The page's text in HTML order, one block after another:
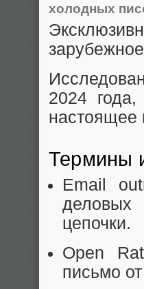
холодных
2024
настоящее
Термины
Email
деловых
цепочки.
Open
письмо